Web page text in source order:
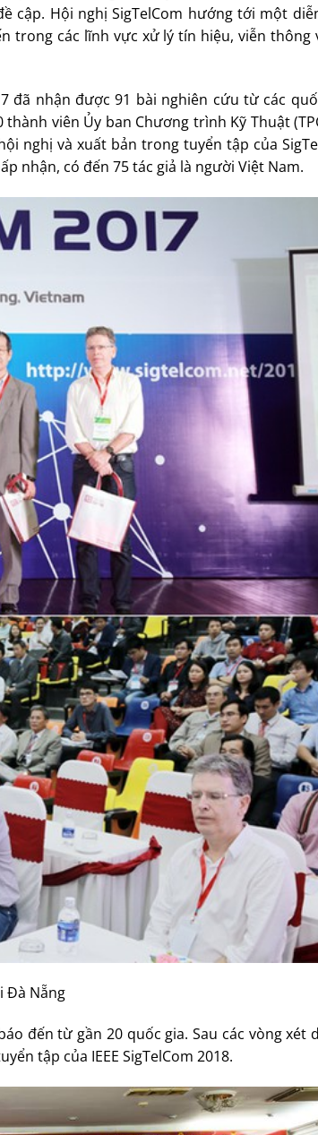
cập. Hội nghị SigTelCom hướng tới một
trong các lĩnh vực xử lý tín hiệu, viễn thông
đã nhận được 91 bài nghiên cứu từ các
viên Ủy ban Chương trình Kỹ Thuật
nghị và xuất bản trong tuyển tập của
nhận, có đến 75 tác giả là người Việt Nam.
Đà Nẵng
đến từ gần 20 quốc gia. Sau các vòng xét
tập của IEEE SigTelCom 2018.